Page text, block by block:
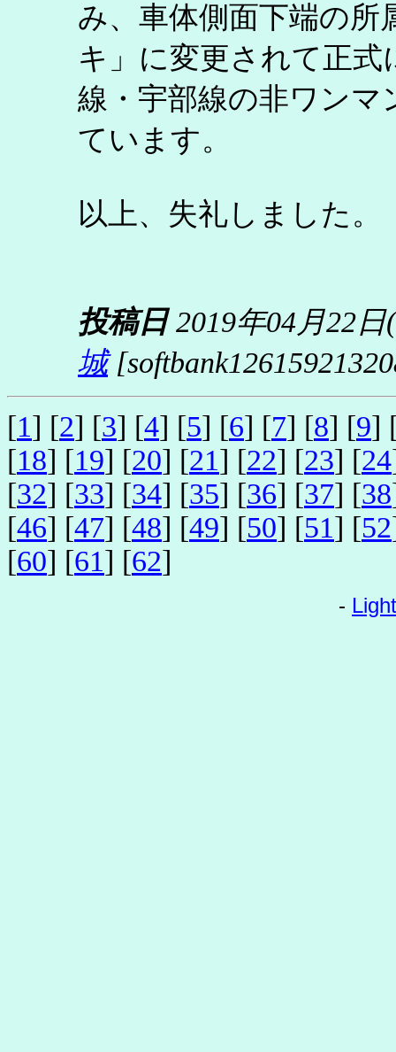
み、車体側面下端の
キ」に変更されて正
線・宇部線の非ワンマ
ています。
以上、失礼しました。
投稿日2019年04月22
城
[1] [2] [3] [4] [5] [6] [7] [8] [9]
[18] [19] [20] [21] [22] [23] [24
[32] [33] [34] [35] [36] [37] [38
[46] [47] [48] [49] [50] [51] [52
[60] [61] [62]
-